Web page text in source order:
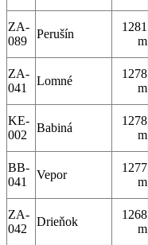
ZA-
089
Perušín
1281
m
ZA-
041
Lomné
1278
m
KE-
002
Babiná
1278
m
BB-
041
Vepor
1277
m
ZA-
042
Drieňok
1268
m